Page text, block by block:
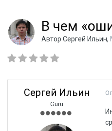
В чем
Автор Сергей Ильин,
Сергей Ильин
Guru